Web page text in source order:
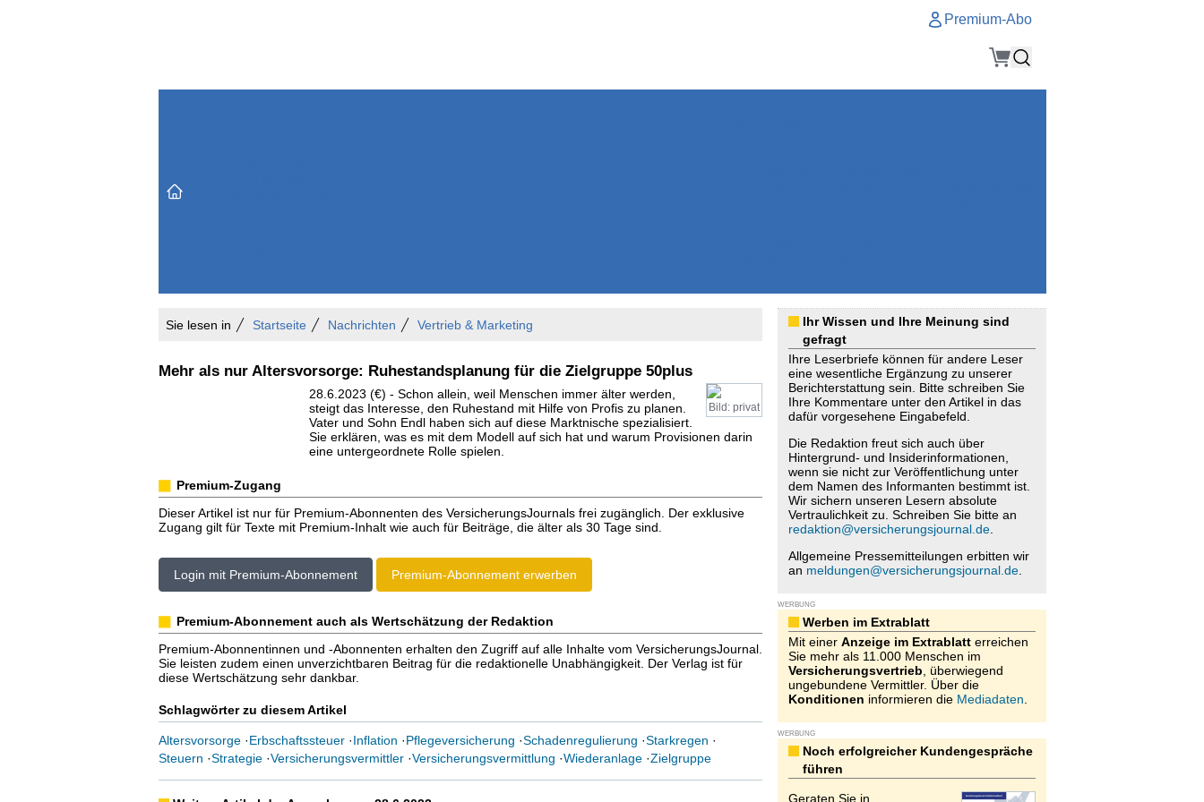
Premium-Abo
Sie lesen in Startseite Nachrichten Vertrieb & Marketing
Mehr als nur Altersvorsorge: Ruhestandsplanung für die Zielgruppe 50plus
Bild: privat
28.6.2023 (€) - Schon allein, weil Menschen immer älter werden,
steigt das Interesse, den Ruhestand mit Hilfe von Profis zu planen.
Vater und Sohn Endl haben sich auf diese Marktnische spezialisiert.
Sie erklären, was es mit dem Modell auf sich hat und warum Provisionen darin
eine untergeordnete Rolle spielen.
Premium-Zugang
Dieser Artikel ist nur für Premium-Abonnenten des VersicherungsJournals frei zugänglich. Der exklusive
Zugang gilt für Texte mit Premium-Inhalt wie auch für Beiträge, die älter als 30 Tage sind.
Login mit Premium-Abonnement Premium-Abonnement erwerben
Premium-Abonnement auch als Wertschätzung der Redaktion
Premium-Abonnentinnen und -Abonnenten erhalten den Zugriff auf alle Inhalte vom VersicherungsJournal.
Sie leisten zudem einen unverzichtbaren Beitrag für die redaktionelle Unabhängigkeit. Der Verlag ist für
diese Wertschätzung sehr dankbar.
Schlagwörter zu diesem Artikel
Altersvorsorge·Erbschaftssteuer·Inflation ·Pflegeversicherung ·Schadenregulierung ·Starkregen ·
Steuern ·Strategie·Versicherungsvermittler·Versicherungsvermittlung ·Wiederanlage·Zielgruppe
Ihr Wissen und Ihre Meinung sind
gefragt
Ihre Leserbriefe können für andere Leser
eine wesentliche Ergänzung zu unserer
Berichterstattung sein. Bitte schreiben Sie
Ihre Kommentare unter den Artikel in das
dafür vorgesehene Eingabefeld.
Die Redaktion freut sich auch über
Hintergrund- und Insiderinformationen,
wenn sie nicht zur Veröffentlichung unter
dem Namen des Informanten bestimmt ist.
Wir sichern unseren Lesern absolute
Vertraulichkeit zu. Schreiben Sie bitte an
redaktion@versicherungsjournal.de.
Allgemeine Pressemitteilungen erbitten wir
an meldungen@versicherungsjournal.de.
WERBUNG
Werben im Extrablatt
Mit einer Anzeige im Extrablatterreichen
Sie mehr als 11.000 Menschen im
Versicherungsvertrieb , überwiegend
ungebundene Vermittler. Über die
Konditionen informieren die Mediadaten
WERBUNG
Noch erfolgreicher Kundengespräche
führen
Geraten Sie in